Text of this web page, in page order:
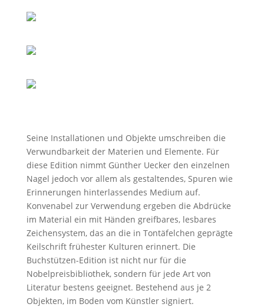
Seine Installationen und Objekte umschreiben die
Verwundbarkeit der Materien und Elemente. Für
diese Edition nimmt Günther Uecker den einzelnen
Nagel jedoch vor allem als gestaltendes, Spuren wie
Erinnerungen hinterlassendes Medium auf.
Konvenabel zur Verwendung ergeben die Abdrücke
im Material ein mit Händen greifbares, lesbares
Zeichensystem, das an die in Tontäfelchen geprägte
Keilschrift frühester Kulturen erinnert. Die
Buchstützen-Edition ist nicht nur für die
Nobelpreisbibliothek, sondern für jede Art von
Literatur bestens geeignet. Bestehend aus je 2
Objekten, im Boden vom Künstler signiert.